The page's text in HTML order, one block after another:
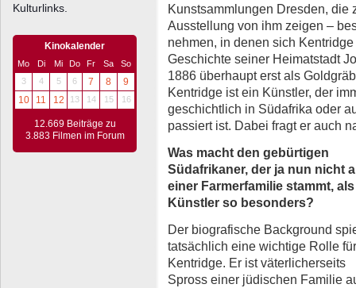
Kulturlinks.
Kinokalender
Mo Di Mi Do Fr Sa
So
3
4 5 6 7 8
9
10
11 12 13 14 15 16
12.669 Beiträge zu
3.883 Filmen im Forum
Kunstsammlungen Dresden, die
Ausstellung von ihm zeigen –
nehmen, in denen sich
Geschichte seiner Heimatstadt
1886 überhaupt erst als
Kentridge ist ein Künstler, der
geschichtlich in Südafrika oder
passiert ist. Dabei fragt er auch
Was macht den gebürtigen
Südafrikaner, der ja nun nicht
einer Farmerfamilie stammt, als
Künstler so besonders?
Der biografische Background
tatsächlich eine wichtige Rolle für
Kentridge. Er ist väterlicherseits
Spross einer jüdischen Familie